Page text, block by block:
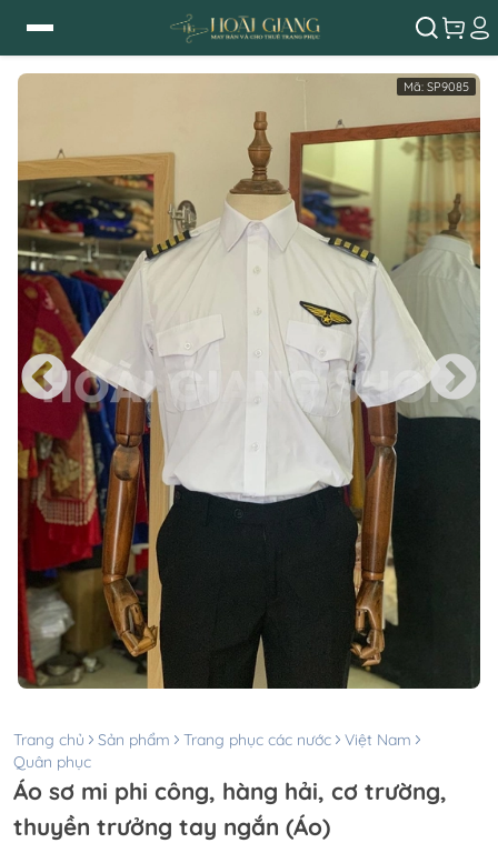
Mã: SP9085
Trang chủ Sản phẩm Trang phục các nước
Việt Nam
Quân phục
Áo sơ mi phi công, hàng hải, cơ trường,
thuyền trưởng tay ngắn (Áo)